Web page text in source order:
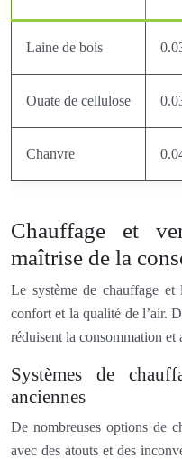
Laine de bois
Ouate de cellulose
Chanvre
Chauffage et
maîtrise de la
Le système de chauffage
confort et la qualité de l’air.
réduisent la consommation et
Systèmes de
anciennes
De nombreuses options de
avec des atouts et des